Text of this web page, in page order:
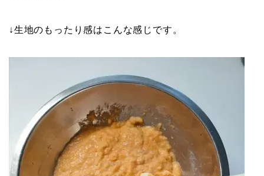
↓生地のもったり感はこんな感じです。